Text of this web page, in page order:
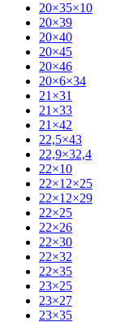
20×35×10
20×39
20×40
20×45
20×46
20×6×34
21×31
21×33
21×42
22,5×43
22,9×32,4
22×10
22×12×25
22×12×29
22×25
22×26
22×30
22×32
22×35
23×25
23×27
23×35